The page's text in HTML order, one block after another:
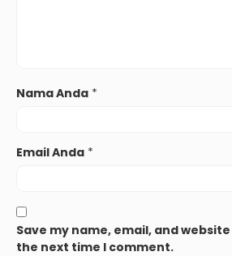
Nama Anda *
Email Anda *
Save my name, email, and
the next time I comment.